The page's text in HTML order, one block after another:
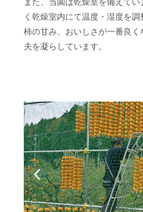
く乾燥室内にて温度・湿度を調
柿の甘み、おいしさが一番良
夫を凝らしています。